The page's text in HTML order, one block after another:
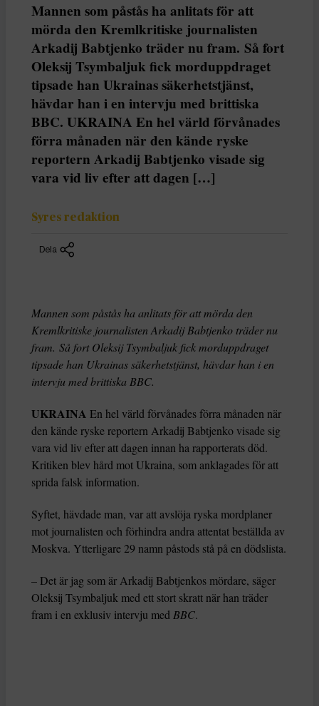
Mannen som påstås ha anlitats för att
mörda den Kremlkritiske journalisten
Arkadij Babtjenko träder nu fram. Så fort
Oleksij Tsymbaljuk fick morduppdraget
tipsade han Ukrainas säkerhetstjänst,
hävdar han i en intervju med brittiska
BBC. UKRAINA En hel värld förvånades
förra månaden när den kände ryske
reportern Arkadij Babtjenko visade sig
vara vid liv efter att dagen […]
Syres redaktion
Dela
Mannen som påstås ha anlitats för att mörda den
Kremlkritiske journalisten Arkadij Babtjenko träder nu
fram. Så fort Oleksij Tsymbaljuk fick morduppdraget
tipsade han Ukrainas säkerhetstjänst, hävdar han i en
intervju med brittiska BBC.
UKRAINA En hel värld förvånades förra månaden när
den kände ryske reportern Arkadij Babtjenko visade sig
vara vid liv efter att dagen innan ha rapporterats död.
Kritiken blev hård mot Ukraina, som anklagades för att
sprida falsk information.
Syftet, hävdade man, var att avslöja ryska mordplaner
mot journalisten och förhindra andra attentat beställda av
Moskva. Ytterligare 29 namn påstods stå på en dödslista.
– Det är jag som är Arkadij Babtjenkos mördare, säger
Oleksij Tsymbaljuk med ett stort skratt när han träder
fram i en exklusiv intervju med BBC.